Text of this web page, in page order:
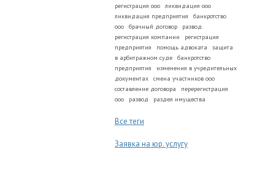
регистрация ооо
ликвидация ооо
ликвидация предприятия
банкротство
ооо
брачный договор
развод.
регистрация компании
регистрация
предприятия
помощь адвоката
защита
в арбитражном суде
банкротство
предприятия
изменения в учредительных
документах
смена участников ооо
составление договора
перерегистрация
ооо
развод раздел имущества
Все теги
Заявка на юр. услугу